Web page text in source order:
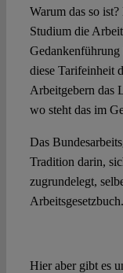
Warum das so
Studium die
Gedankenführung
diese Tarifeinheit
Arbeitgebern das
wo steht das im
Das
Tradition darin,
zugrundelegt,
Arbeitsgesetzbuch.
Hier aber gibt es